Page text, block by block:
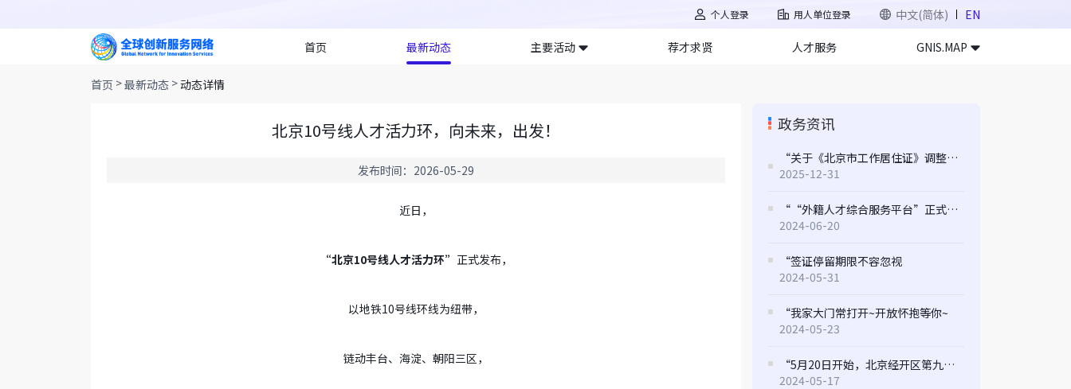
个人登录 用人单位登录 中文(简体) EN
首页 最新动态 主要活动 荐才求贤 人才服务 GNIS.MAP
首页 >最新动态 >动态详情
北京10号线人才活力环，向未来，出发！
发布时间：2026-05-29
近日，
“北京10号线人才活力环” 正式发布，
以地铁10号线环线为纽带，
链动丰台、海淀、朝阳三区，
政务资讯
“关于《北京市工作居住证》调整应税收入标准的通知
2025-12-31
““外籍人才综合服务平台”正式上线 打造全方位服务新体验
2024-06-20
“签证停留期限不容忽视
2024-05-31
“我家大门常打开~开放怀抱等你~
2024-05-23
“5月20日开始，北京经开区第九届“博大贡献专项奖励资金”申报指南来了
2024-05-17